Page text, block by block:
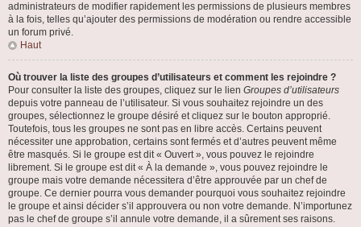
administrateurs de modifier rapidement les permissions de plusieurs membres
à la fois, telles qu’ajouter des permissions de modération ou rendre accessible
un forum privé.
Haut
Où trouver la liste des groupes d’utilisateurs et comment les rejoindre ?
Pour consulter la liste des groupes, cliquez sur le lien Groupes d’utilisateurs
depuis votre panneau de l’utilisateur. Si vous souhaitez rejoindre un des
groupes, sélectionnez le groupe désiré et cliquez sur le bouton approprié.
Toutefois, tous les groupes ne sont pas en libre accès. Certains peuvent
nécessiter une approbation, certains sont fermés et d’autres peuvent même
être masqués. Si le groupe est dit « Ouvert », vous pouvez le rejoindre
librement. Si le groupe est dit « À la demande », vous pouvez rejoindre le
groupe mais votre demande nécessitera d’être approuvée par un chef de
groupe. Ce dernier pourra vous demander pourquoi vous souhaitez rejoindre
le groupe et ainsi décider s’il approuvera ou non votre demande. N’importunez
pas le chef de groupe s’il annule votre demande, il a sûrement ses raisons.